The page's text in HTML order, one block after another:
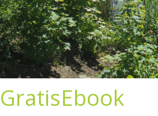
GratisEbook